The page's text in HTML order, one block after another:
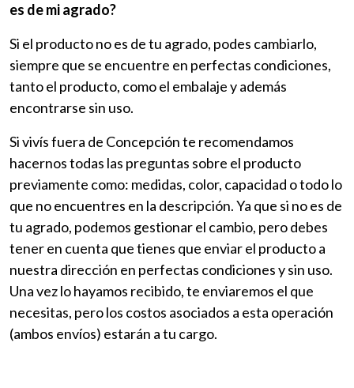
es de mi agrado?
Si el producto no es de tu agrado, podes cambiarlo,
siempre que se encuentre en perfectas condiciones,
tanto el producto, como el embalaje y además
encontrarse sin uso.
Si vivís fuera de Concepción te recomendamos
hacernos todas las preguntas sobre el producto
previamente como: medidas, color, capacidad o todo lo
que no encuentres en la descripción. Ya que si no es de
tu agrado, podemos gestionar el cambio, pero debes
tener en cuenta que tienes que enviar el producto a
nuestra dirección en perfectas condiciones y sin uso.
Una vez lo hayamos recibido, te enviaremos el que
necesitas, pero los costos asociados a esta operación
(ambos envíos) estarán a tu cargo.